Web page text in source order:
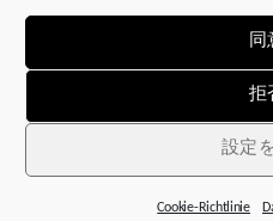
同
拒
設定
Cookie-Richtlinie
子会社14社、サービスパ
STOBERのネットワークは